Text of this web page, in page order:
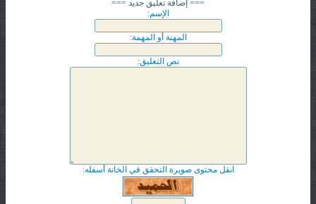
=== إضافة تعليق جديد ===
الإسم:
المهنة أو المهمة:
نص التعليق:
انقل محتوى صويرة التحقق في الخانة أسفله: